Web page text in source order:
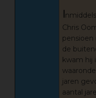
Chris
pensioen
de
kwam hij
jaren
aantal